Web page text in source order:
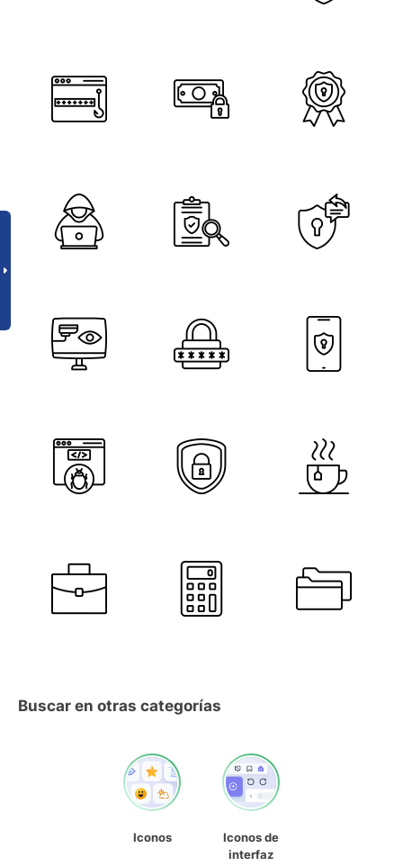
Buscar en otras categorías
Iconos
Iconos de
interfaz